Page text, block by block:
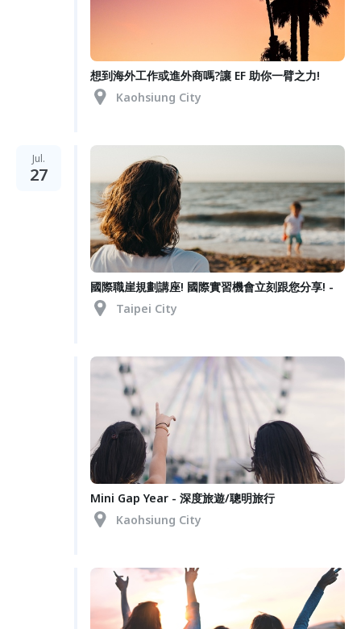
想到海外工作或進外商嗎?讓 EF 助你一臂之力!
Kaohsiung City
Jul.
27
國際職崖規劃講座! 國際實習機會立刻跟您分享! -
Taipei City
Mini Gap Year - 深度旅遊/聰明旅行
Kaohsiung City